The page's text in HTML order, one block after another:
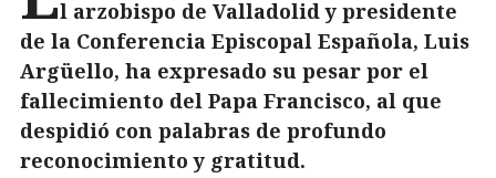
l arzobispo de Valladolid y presidente
de la Conferencia Episcopal Española, Luis
Argüello, ha expresado su pesar por el
fallecimiento del Papa Francisco, al que
despidió con palabras de profundo
reconocimiento y gratitud.